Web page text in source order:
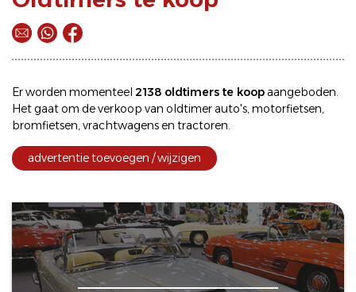
Er worden momenteel 2138 oldtimers te koopaangeboden.
Het gaat om deverkoop van oldtimerauto's,motorfietsen,
bromfietsen,vrachtwagens en tractoren.
advertentie toevoegen / wijzigen